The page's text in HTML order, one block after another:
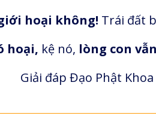
hoại không! Trái đất
hoại, kệ nó, lòng con
Giải đáp Đạo Phật